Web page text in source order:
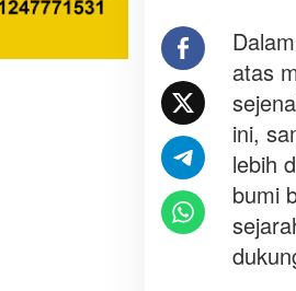
atas
ini,
lebih
bumi